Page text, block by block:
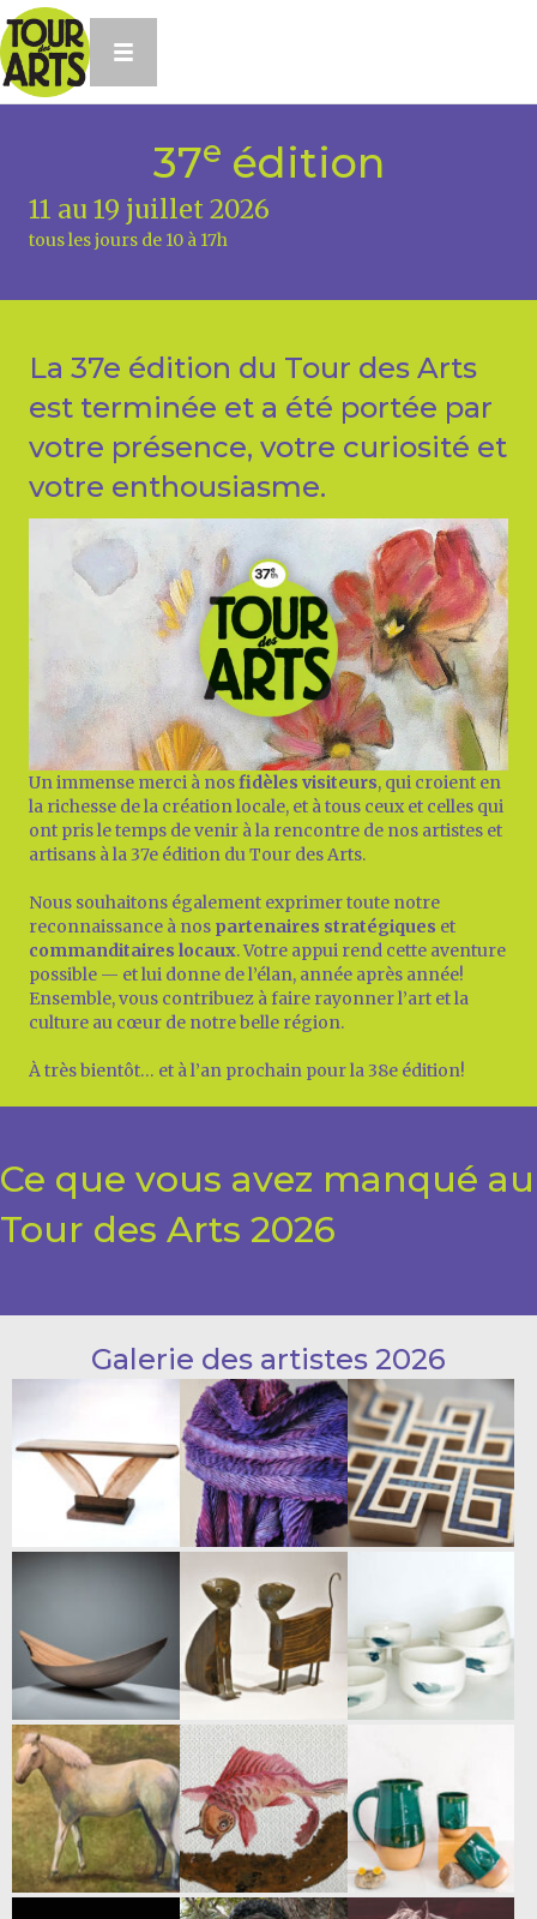
37e édition
11 au 19 juillet 2026
tous les jours de 10 à 17h
La 37e édition du Tour des Arts
est terminée et a été portée par
votre présence, votre curiosité et
votre enthousiasme.
Un immense merci à nosfidèles visiteurs, qui croient en
la richesse de la création locale, et à tous ceux et celles qui
ont pris le temps de venir à la rencontre de nos artistes et
artisans à la 37e édition du Tour des Arts.
Nous souhaitons également exprimer toute notre
reconnaissance à nos partenaires stratégiques et
commanditaires locaux.Votre appui rend cette aventure
possible — et lui donne de l’élan, année après année!
Ensemble, vous contribuez à faire rayonner l’art et la
culture au cœur de notre belle région.
À très bientôt… et à l’an prochain pour la 38e édition!
Ce que vous avez manqué au
Tour des Arts 2026
Galerie des artistes 2026